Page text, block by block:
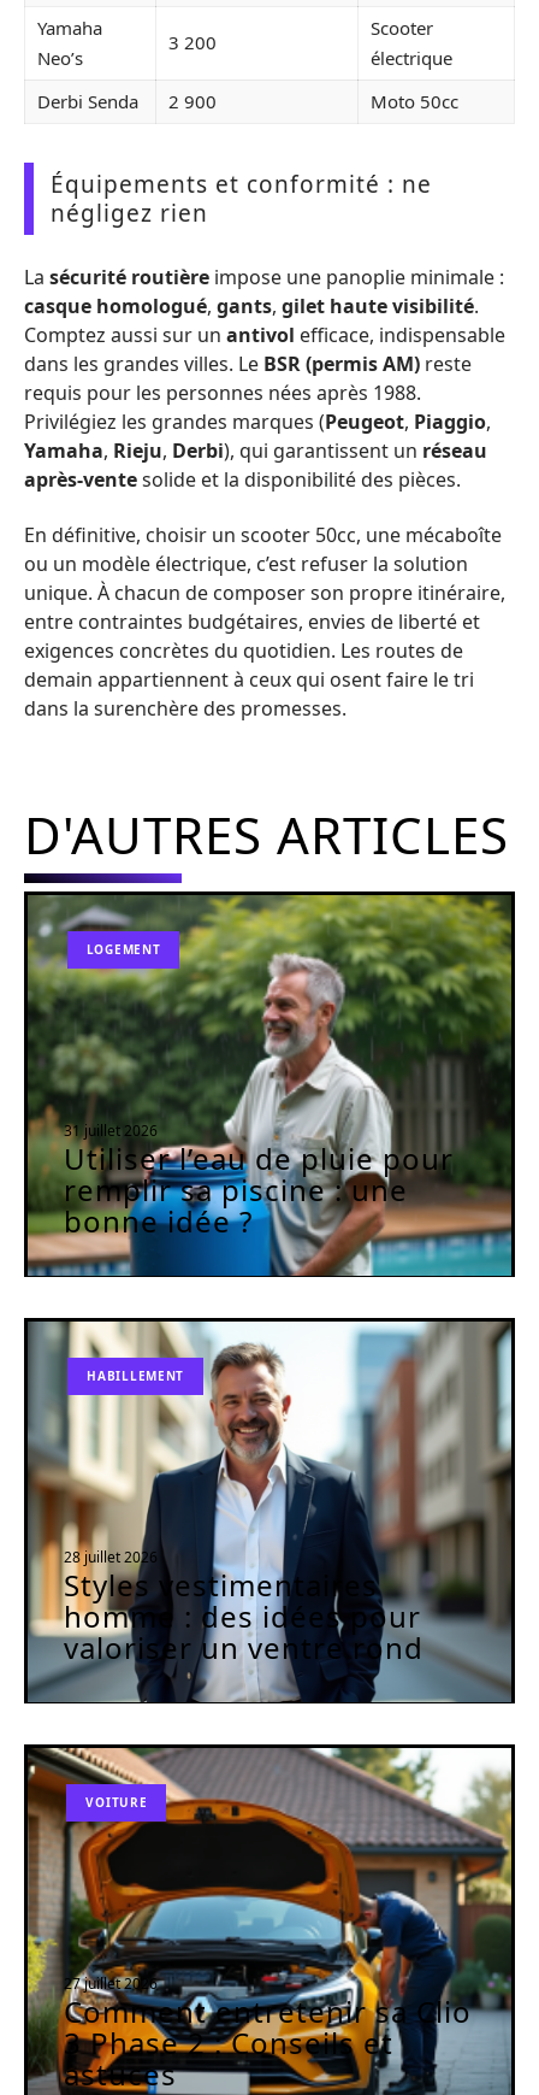
Yamaha
Neo’s
3 200
Scooter
électrique
Derbi Senda
2 900 Moto 50cc
Équipements et conformité : ne
négligez rien
La sécurité routière impose une panoplie minimale :
casque homologué, gants, gilet haute visibilité.
Comptez aussi sur un antivol efficace, indispensable
dans les grandes villes. Le BSR (permis AM) reste
requis pour les personnes nées après 1988.
Privilégiez les grandes marques (Peugeot, Piaggio,
Yamaha, Rieju, Derbi), qui garantissent un réseau
après-ventesolide et la disponibilité des pièces.
En définitive, choisir un scooter 50cc, une mécaboîte
ou un modèle électrique, c’est refuser la solution
unique. À chacun de composer son propre itinéraire,
entre contraintes budgétaires, envies de liberté et
exigences concrètes du quotidien. Les routes de
demain appartiennent à ceux qui osent faire le tri
dans la surenchère des promesses.
D'AUTRES ARTICLES
LOGEMENT
31 juillet 2026
Utiliser l’eau de pluie pour
remplir sa piscine : une
bonne idée ?
HABILLEMENT
28 juillet 2026
Styles vestimentaires
homme : des idées pour
valoriser un ventre rond
VOITURE
27 juillet 2026
Comment entretenir sa Clio
3 Phase 2 : Conseils et
astuces